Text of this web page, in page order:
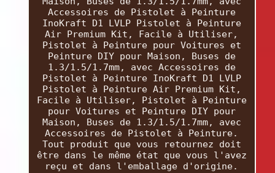
Accessoires de Pistolet à Peinture
InoKraft D1 LVLP Pistolet à Peinture
Air Premium Kit, Facile à Utiliser,
Pistolet à Peinture pour Voitures et
Peinture DIY pour Maison, Buses de
1.3/1.5/1.7mm, avec Accessoires de
Pistolet à Peinture InoKraft D1 LVLP
Pistolet à Peinture Air Premium Kit,
Facile à Utiliser, Pistolet à Peinture
pour Voitures et Peinture DIY pour
Maison, Buses de 1.3/1.5/1.7mm, avec
Accessoires de Pistolet à Peinture.
Tout produit que vous retournez doit
être dans le même état que vous l'avez
reçu et dans l'emballage d'origine.